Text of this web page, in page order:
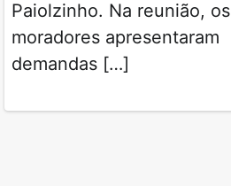
Paiolzinho. Na reunião, os
moradores apresentaram
demandas […]